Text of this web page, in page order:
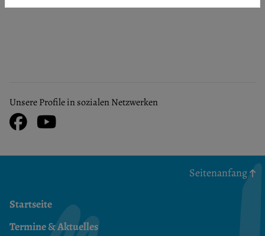
Unsere Profile in sozialen Netzwerken
Facebook
Youtube
Seitenanfang
Startseite
Termine & Aktuelles